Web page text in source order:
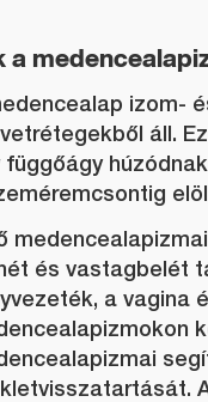
a
izom-
áll.
függőágy
és vastagbelét
a vagina